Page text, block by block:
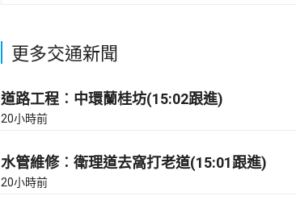
更多交通新聞
道路工程︰中環蘭桂坊(15:02跟進)
20小時前
水管維修︰衛理道去窩打老道(15:01跟進)
20小時前